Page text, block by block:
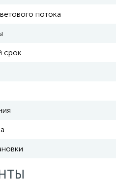
потока
срок